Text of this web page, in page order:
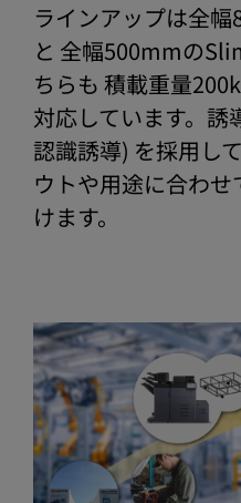
ラインアップは全
と 全幅500mmの
ちらも 積載重量
対応しています。誘
認識誘導) を採用し
ウトや用途に合わ
けます。